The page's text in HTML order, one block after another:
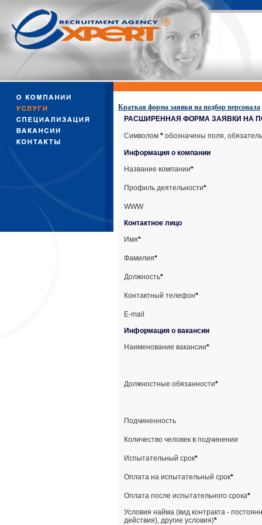
Краткая форма заявки на подбор персонала
РАСШИРЕННАЯ ФОРМА ЗАЯВКИ НА
Символом * обозначены поля,
Информация о компании
Название компании*
Профиль деятельности*
WWW
Контактное лицо
Имя*
Фамилия*
Должность*
Контактный телефон*
E-mail
Информация о вакансии
Наименование вакансии*
Должностные обязанности*
Подчиненность
Количество человек в подчинении
Испытательный срок*
Оплата на испытательный срок*
Оплата после испытательного срока*
Условия найма (вид контракта -
действия), другие условия)*